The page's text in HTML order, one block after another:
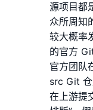
源项目都
众所周知
较大概率
的官方
官方团队
src Git
在上游提